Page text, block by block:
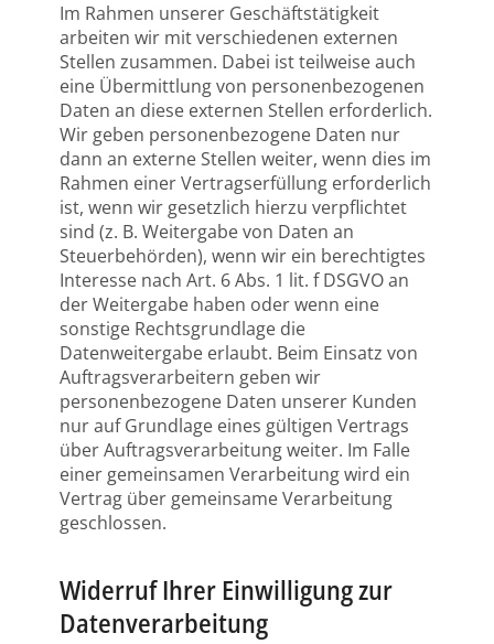
Im Rahmen unserer Geschäftstätigkeit
arbeiten wir mit verschiedenen externen
Stellen zusammen. Dabei ist teilweise auch
eine Übermittlung von personenbezogenen
Daten an diese externen Stellen erforderlich.
Wir geben personenbezogene Daten nur
dann an externe Stellen weiter, wenn dies im
Rahmen einer Vertragserfüllung erforderlich
ist, wenn wir gesetzlich hierzu verpflichtet
sind (z. B. Weitergabe von Daten an
Steuerbehörden), wenn wir ein berechtigtes
Interesse nach Art. 6 Abs. 1 lit. f DSGVO an
der Weitergabe haben oder wenn eine
sonstige Rechtsgrundlage die
Datenweitergabe erlaubt. Beim Einsatz von
Auftragsverarbeitern geben wir
personenbezogene Daten unserer Kunden
nur auf Grundlage eines gültigen Vertrags
über Auftragsverarbeitung weiter. Im Falle
einer gemeinsamen Verarbeitung wird ein
Vertrag über gemeinsame Verarbeitung
geschlossen.
Widerruf Ihrer Einwilligung zur
Datenverarbeitung